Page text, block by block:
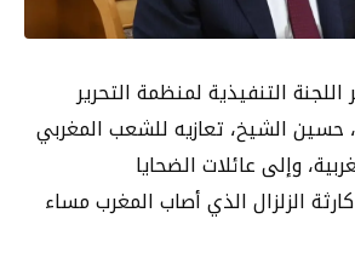
التنفيذية لمنظمة التحرير
حسين الشيخ، تعازيه للشعب المغربي
وإلى عائلات الضحايا
الزلزال الذي أصاب المغرب مساء